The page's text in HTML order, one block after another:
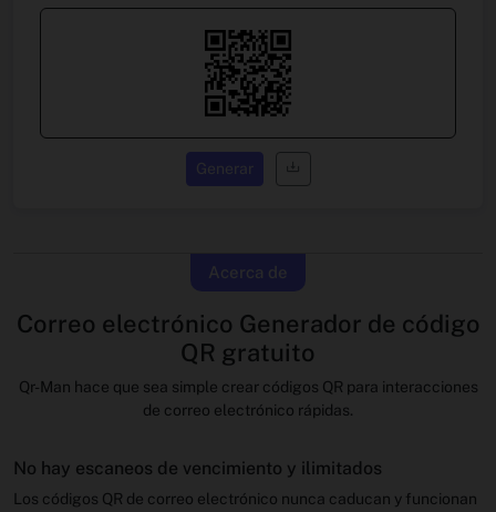
Generar
Acerca de
Correo electrónico Generador de código
QR gratuito
Qr-Man hace que sea simple crear códigos QR para interacciones
de correo electrónico rápidas.
No hay escaneos de vencimiento y ilimitados
Los códigos QR de correo electrónico nunca caducan y funcionan